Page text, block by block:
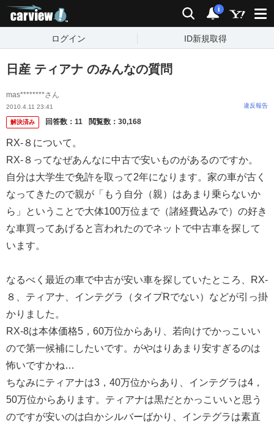
検索 通知
i
ログイン ID新規取得
日産 ティアナ のみんなの質問
mas********さん
2010.4.11 23:41 違反報告
解決済み 回答数： 11 閲覧数： 30,168
RX-８について。
RX-８ってなぜあんなに中古で安いものがあるのですか。
自分は大学生で免許を取って2年になります。家の車が古く
なってきたので親が「もう自分（親）はあまり乗らないか
ら」ということで大体100万位まで（諸経費込みで）の好き
な車買ってあげると言われたのでネットで中古車を探して
います。
なるべく最近の車で中古が安い車を探していたところ、RX-
８、ティアナ、インテグラ（タイプRでない）などが引っ掛
かりました。
RX-8は本体価格5，60万位からあり、若向けでかっこいい
ので第一候補にしたいです。がやはりあまり安すぎるのは
怖いですかね…
ちなみにティアナは3，40万位からあり、インテグラは4，
50万位からあります。ティアナは黒だとかっこいいと思う
のですが安いのは白かシルバーばかり、インテグラは素直